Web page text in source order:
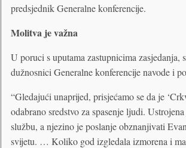
predsjednik Generalne konferencije.
Molitva je važna
U poruci s uputama zastupnicima zasjedanja,
dužnosnici Generalne konferencije navode i
“Gledajući unaprijed, prisjećamo se da je
odabrano sredstvo za spasenje ljudi. Ustrojena
službu, a njezino je poslanje obznanjivati
svijetu. … Koliko god izgledala izmorena i